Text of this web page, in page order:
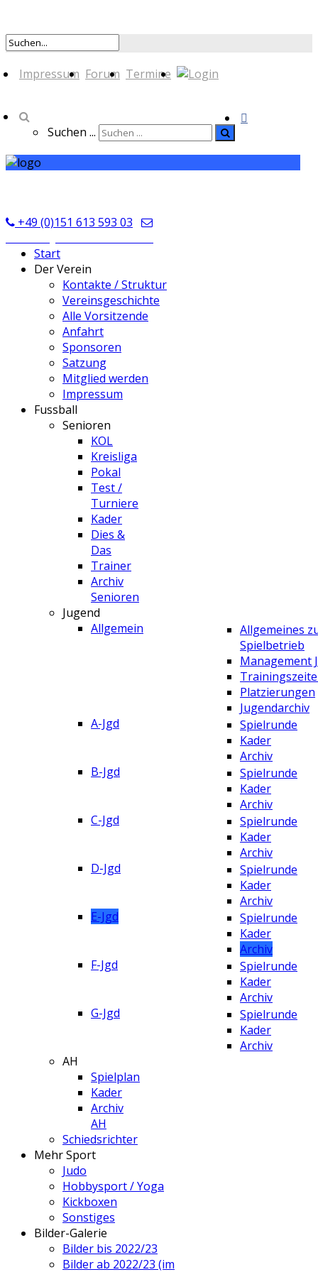
Impressum Forum Termine
Suchen ...
+49 (0)151 613 593 03
Start
Der Verein
Kontakte / Struktur
Vereinsgeschichte
Alle Vorsitzende
Anfahrt
Sponsoren
Satzung
Mitglied werden
Impressum
Fussball
Senioren
KOL
Kreisliga
Pokal
Test /
Turniere
Kader
Dies &
Das
Trainer
Archiv
Senioren
Jugend
Allgemein
Allgemeines
Spielbetrieb
Management
Platzierungen
Jugendarchiv
A-Jgd
Spielrunde
Kader
Archiv
B-Jgd
Spielrunde
Kader
Archiv
C-Jgd
Spielrunde
Kader
Archiv
D-Jgd
Spielrunde
Kader
Archiv
E-Jgd
Spielrunde
Kader
Archiv
F-Jgd
Spielrunde
Kader
Archiv
G-Jgd
Spielrunde
Kader
Archiv
AH
Spielplan
Kader
Archiv
AH
Schiedsrichter
Mehr Sport
Judo
Hobbysport / Yoga
Kickboxen
Sonstiges
Bilder-Galerie
Bilder bis 2022/23
Bilder ab 2022/23 (im